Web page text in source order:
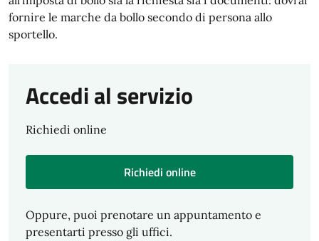
fornire le marche da bollo secondo di persona allo
sportello.
Accedi al servizio
Richiedi online
Richiedi online
Oppure, puoi prenotare un appuntamento e
presentarti presso gli uffici.